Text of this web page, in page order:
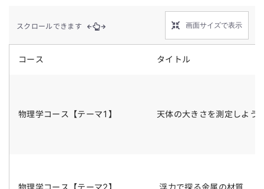
スクロールできます 画面サイズで表示
コース タイトル
物理学コース 【テーマ1】 天体の大きさを測定しよう
物理学コース 【テーマ2】 浮力で探る金属の材質